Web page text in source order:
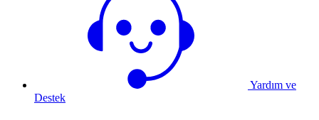
Yardım ve
Destek